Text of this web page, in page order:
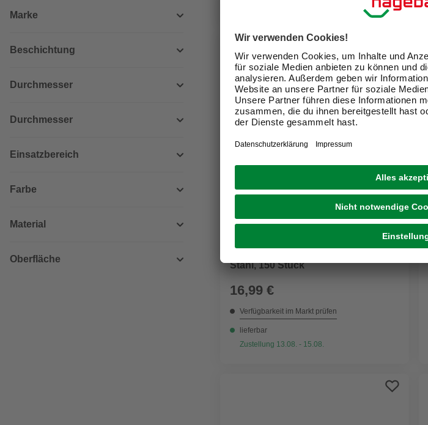
Marke
Beschichtung
Durchmesser
Durchmesser
Einsatzbereich
Farbe
Material
Oberfläche
Senkkopfschraube, ØxL: 4 x 70 mm,
Stahl, 150 Stück
16,99 €
Verfügbarkeit im Markt prüfen
lieferbar
Zustellung 13.08. - 15.08.